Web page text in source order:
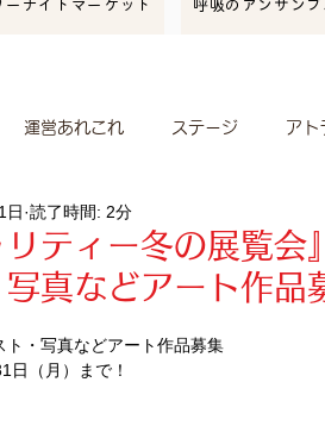
ーナイトマーケット 呼吸のアンサンブ
運営あれこれ ステージ ア
紹介 開催報告
リティー冬の展覧
写真などアート作品
日 読了時間: 2分
ト・写真などアート作品募集
日（月）まで！